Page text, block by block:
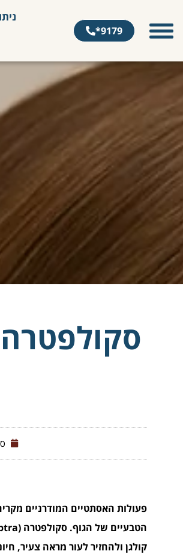
9179*
סקולפטרה
פעולות האסתטיים המודרניים
קולגן ולהחזיר לעור מראה צעיר,